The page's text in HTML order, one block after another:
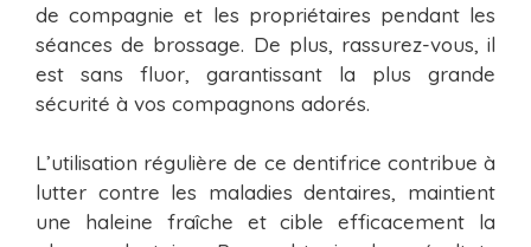
de compagnie et les propriétaires pendant les
séances de brossage. De plus, rassurez-vous, il
est sans fluor, garantissant la plus grande
sécurité à vos compagnons adorés.
L’utilisation régulière de ce dentifrice contribue à
lutter contre les maladies dentaires, maintient
une haleine fraîche et cible efficacement la